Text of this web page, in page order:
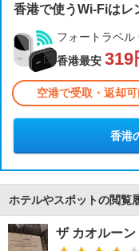
香港で使うWi-Fiはレ
フォートラベル
香港最安 319
空港で受取・返却
香港
ホテルやスポットの閲覧
ザ カオルーン